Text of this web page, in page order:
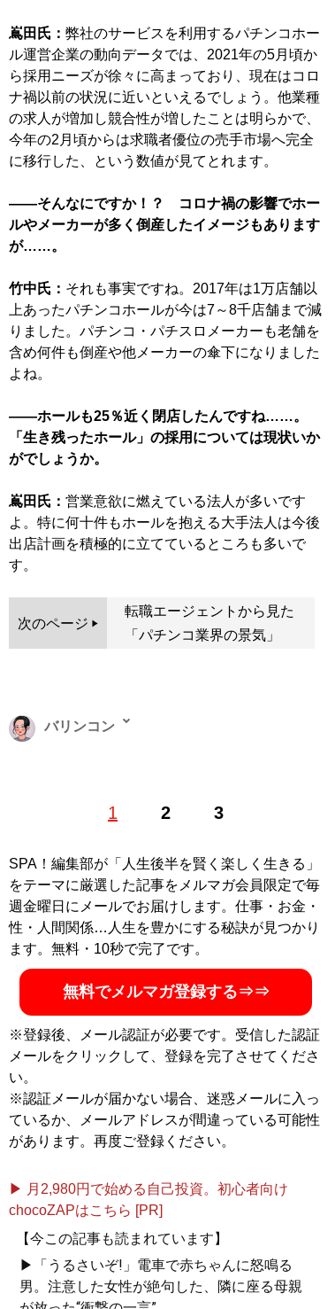
嶌田氏： 弊社のサービスを利用するパチンコホー
ル運営企業の動向データでは、2021年の5月頃か
ら採用ニーズが徐々に高まっており、現在はコロ
ナ禍以前の状況に近いといえるでしょう。他業種
の求人が増加し競合性が増したことは明らかで、
今年の2月頃からは求職者優位の売手市場へ完全
に移行した、という数値が見てとれます。
——そんなにですか！？ コロナ禍の影響でホー
ルやメーカーが多く倒産したイメージもあります
が……。
竹中氏： それも事実ですね。2017年は1万店舗以
上あったパチンコホールが今は7～8千店舗まで減
りました。パチンコ・パチスロメーカーも老舗を
含め何件も倒産や他メーカーの傘下になりました
よね。
——ホールも25％近く閉店したんですね……。
「生き残ったホール」の採用については現状いか
がでしょうか。
嶌田氏： 営業意欲に燃えている法人が多いです
よ。特に何十件もホールを抱える大手法人は今後
出店計画を積極的に立てているところも多いで
す。
次のページ
転職エージェントから見た
「パチンコ業界の景気」
1 2 3
バリンコン
へ転身。多数のメディアやメーカー等業界内に広い人脈
Twitter：barinko
記事一覧へ
SPA！編集部が「人生後半を賢く楽しく生きる」
をテーマに厳選した記事をメルマガ会員限定で毎
週金曜日にメールでお届けします。仕事・お金・
性・人間関係…人生を豊かにする秘訣が見つかり
ます。無料・10秒で完了です。
無料でメルマガ登録する⇒⇒
※登録後、メール認証が必要です。受信した認証
メールをクリックして、登録を完了させてくださ
い。
※認証メールが届かない場合、迷惑メールに入っ
ているか、メールアドレスが間違っている可能性
があります。再度ご登録ください。
▶ 月2,980円で始める自己投資。初心者向け
chocoZAPはこちら [PR]
【今この記事も読まれています】
▶「うるさいぞ!」電車で赤ちゃんに怒鳴る
男。注意した女性が絶句した、隣に座る母親